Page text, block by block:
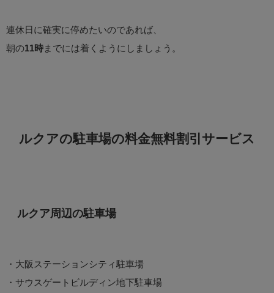
連休日に確実に停めたいのであれば、
朝の11時 までには着くようにしましょう。
ルクアの駐車場の料金無料割引サービス
ルクア周辺の駐車場
・大阪ステーションシティ駐車場
・サウスゲートビルディン地下駐車場